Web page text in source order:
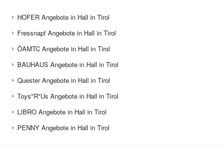
HOFER Angebote in Hall in Tirol
Fressnapf Angebote in Hall in Tirol
ÖAMTC Angebote in Hall in Tirol
BAUHAUS Angebote in Hall in Tirol
Quester Angebote in Hall in Tirol
Toys"R"Us Angebote in Hall in Tirol
LIBRO Angebote in Hall in Tirol
PENNY Angebote in Hall in Tirol